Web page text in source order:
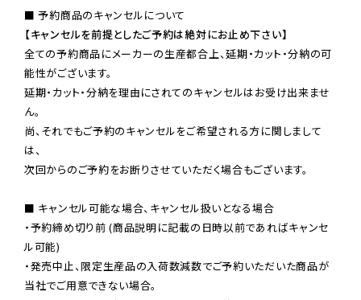
【キャンセルを前提としたご予約は絶対にお止め下さい】
全ての予約商品にメーカーの生産都合上、延期・カット・分納の可
能性がございます。
延期・カット・分納を理由にされてのキャンセルはお受け出来ませ
ん。
尚、それでもご予約のキャンセルをご希望される方に関しまして
は、
次回からのご予約をお断りさせていただく場合もございます。
■ キャンセル可能な場合、キャンセル扱いとなる場合
・予約締め切り前 (商品説明に記載の日時以前であればキャンセ
ル可能)
・発売中止、限定生産品の入荷数減数でご予約いただいた商品が
当社でご用意できない場合。